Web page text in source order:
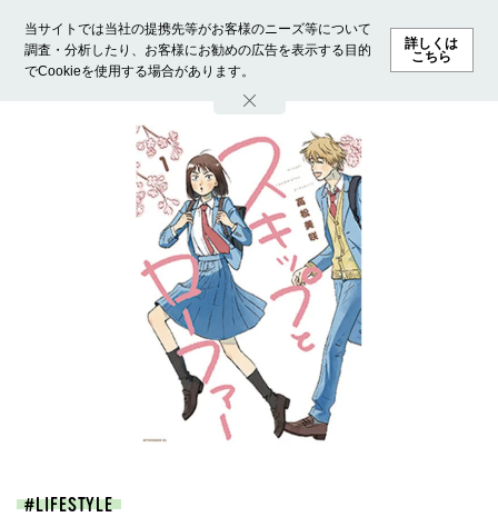
当サイトでは当社の提携先等がお客様のニーズ等について
調査・分析したり、お客様にお勧めの広告を表示する目的
でCookieを使用する場合があります。
詳しくは
こちら
ホーム モデル募集 ランキング ファッション ビューテ
LIFESTYLE